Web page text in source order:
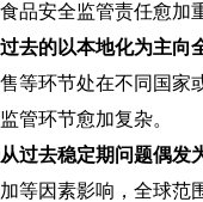
品安全监管责任愈加
的以本地化为主向全
等环节处在不同国
管环节愈加复杂。
去稳定期问题偶发为
等因素影响，全球